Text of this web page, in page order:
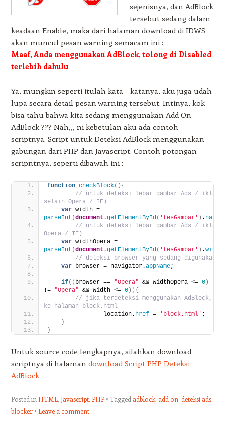
sejenisnya, dan AdBlock
tersebut sedang dalam
keadaan Enable, maka dari halaman download di IDWS
akan muncul pesan warning semacam ini :
Maaf, Anda menggunakan AdBlock, tolong di Disabled
terlebih dahulu
Ya, mungkin seperti itulah kata – katanya, aku juga udah
lupa secara detail pesan warning tersebut. Intinya, kok
bisa tahu bahwa kita sedang menggunakan Add On
AdBlock ??? Nah,,, ni kebetulan aku ada contoh
scriptnya. Script untuk Deteksi AdBlock menggunakan
gabungan dari PHP dan Javascript. Contoh potongan
scripntnya, seperti dibawah ini :
function checkBlock( ) {
// untuk deteksi lebar gambar Ads / iklan
selain Opera / IE)
var
width =
parseInt (document .getElementById ( 'tesGambar' ) .
// untuk deteksi lebar gambar Ads / iklan
Opera / IE)
var
widthOpera =
parseInt (document .getElementById ( 'tesGambar' ) .width
// deteksi browser yang sedang digunakan
var browser = navigator.appName;
if( ( browser == "Opera" && widthOpera <= 0)
!= "Opera" && width <= 0) ) {
// jika terdeteksi menggunakan AdBlock,
ke halaman block.html
                location.
href = 'block.html' ;
}
}
Untuk source code lengkapnya, silahkan download
scriptnya di halaman download Script PHP Deteksi
AdBlock
Posted in HTML, Javascript, PHP Tagged adblock, add on, deteksi ads
blocker
Leave a comment